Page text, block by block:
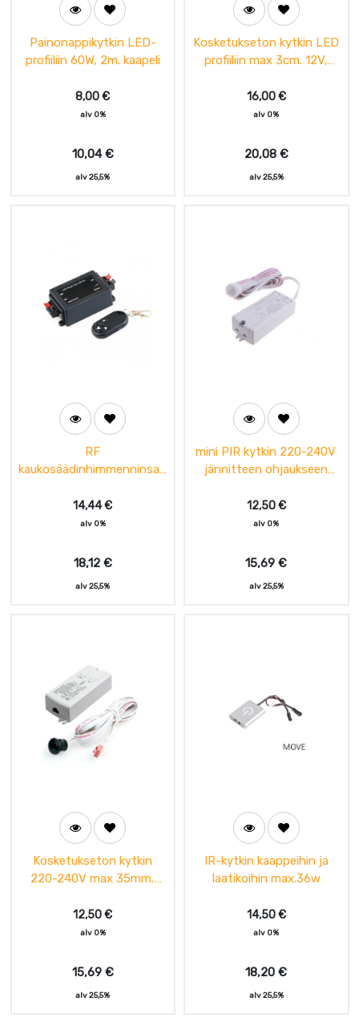
Painonappikytkin LED-
profiiliin 60W, 2m. kaapeli
8,00€
alv 0%
10,04€
alv 25,5%
Kosketukseton kytkin LED
profiiliin max 3cm. 12V,
16,00€
alv 0%
20,08€
alv 25,5%
RF
kaukosäädinhimmenninsarj
14,44€
alv 0%
18,12€
alv 25,5%
mini PIR kytkin 220-240V
jännitteen ohjaukseen
12,50€
alv 0%
15,69 €
alv 25,5%
Kosketukseton kytkin
220-240V max 35mm.
12,50€
alv 0%
15,69€
alv 25,5%
IR-kytkin kaappeihin ja
laatikoihin max.36w
14,50€
alv 0%
18,20 €
alv 25,5%